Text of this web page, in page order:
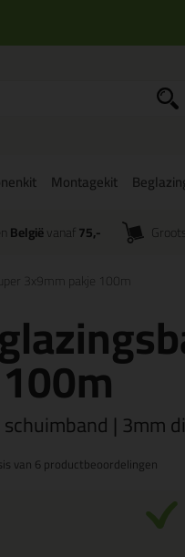
Montagekit
Belgiëvanaf 75,-
3x9mm pakje 100m
| 3mm
van 6 productbeoordelingen